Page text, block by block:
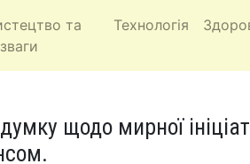
та
Технологія
щодо мирної